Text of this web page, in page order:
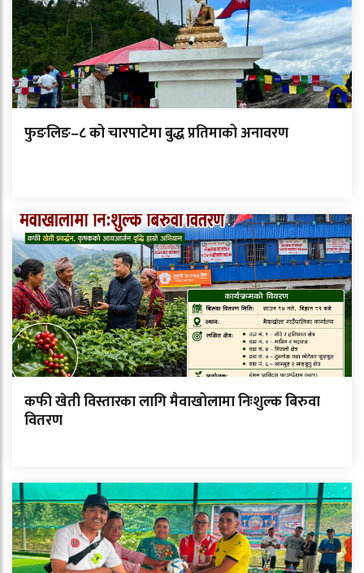
फुङलिङ–८ को चारपाटेमा बुद्ध प्रतिमाको अनावरण
कफी खेती विस्तारका लागि मैवाखोलामा निःशुल्क बिरुवा
वितरण